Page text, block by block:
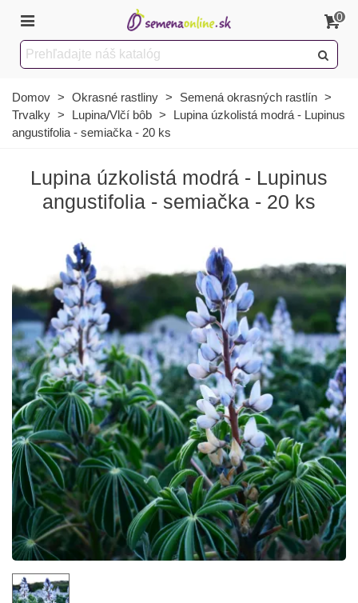
0
Domov > Okrasné rastliny > Semená okrasných rastlín >
Trvalky > Lupina/Vlčí bôb >
Lupina úzkolistá modrá - Lupinus
angustifolia - semiačka - 20 ks
Lupina úzkolistá modrá - Lupinus
angustifolia - semiačka - 20 ks